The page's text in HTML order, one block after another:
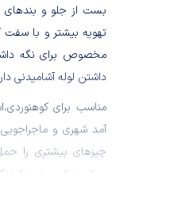
بست از جلو و
تهویه بیشتر و با سفت
مخصوص برای نگه
داشتن لوله آشامیدنی
مناسب برای
آمد شهری و
چیزهای بیشتری را
میشود پشت خود را